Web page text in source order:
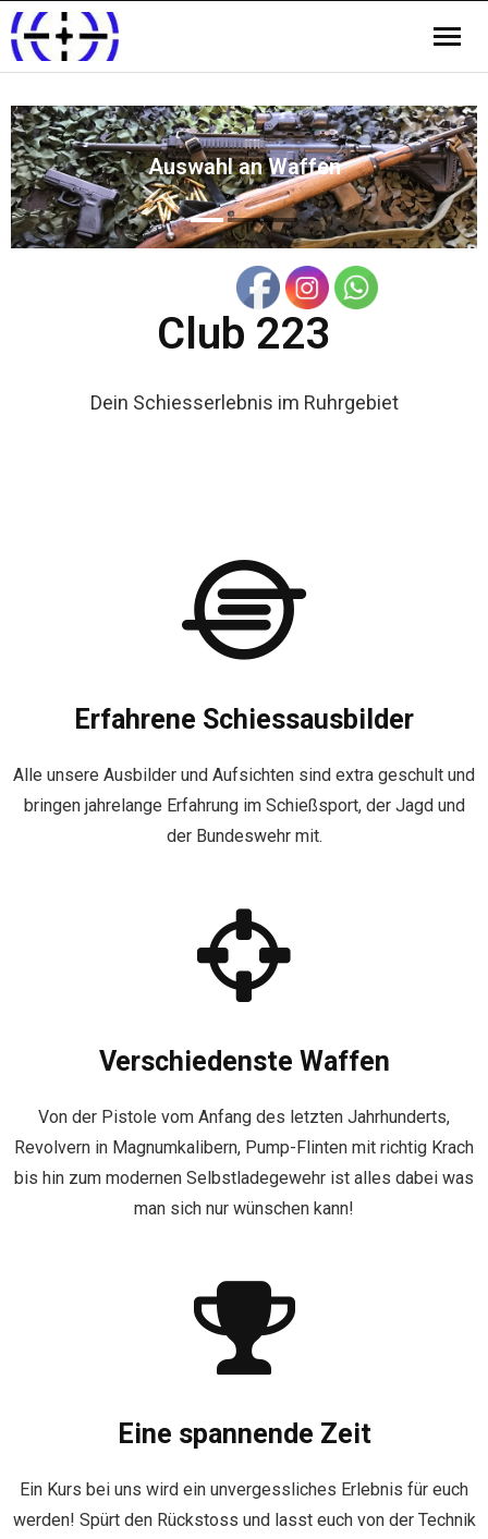
Auswahl an Waffen
Club 223
Dein Schiesserlebnis im Ruhrgebiet
Erfahrene Schiessausbilder
Alle unsere Ausbilder und Aufsichten sind extra geschult und
bringen jahrelange Erfahrung im Schießsport, der Jagd und
der Bundeswehr mit.
Verschiedenste Waffen
Von der Pistole vom Anfang des letzten Jahrhunderts,
Revolvern in Magnumkalibern, Pump-Flinten mit richtig Krach
bis hin zum modernen Selbstladegewehr ist alles dabei was
man sich nur wünschen kann!
Eine spannende Zeit
Ein Kurs bei uns wird ein unvergessliches Erlebnis für euch
werden! Spürt den Rückstoss und lasst euch von der Technik